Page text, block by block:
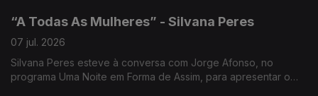
“A Todas As Mulheres” - Silvana Peres
07 jul. 2026
Silvana Peres esteve à conversa com Jorge Afonso, no
programa Uma Noite em Forma de Assim, para apresentar o